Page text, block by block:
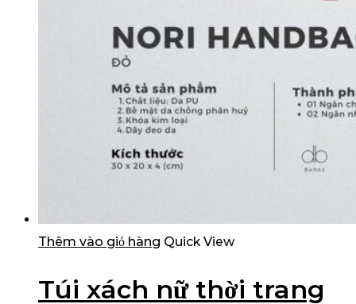
Thêm vào giỏ hàng Quick View
Túi xách nữ thời trang